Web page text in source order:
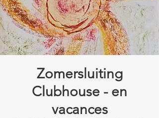
Zomersluiting
Clubhouse - en
vacances